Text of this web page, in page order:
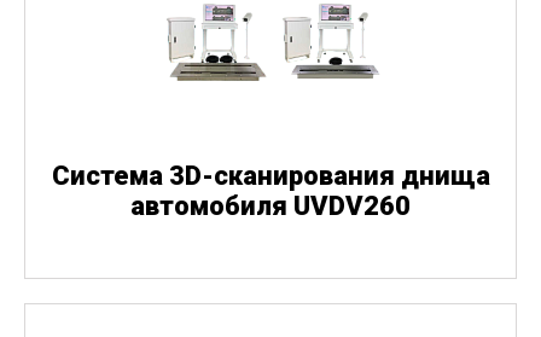
Система 3D-сканирования днища
автомобиля UVDV260